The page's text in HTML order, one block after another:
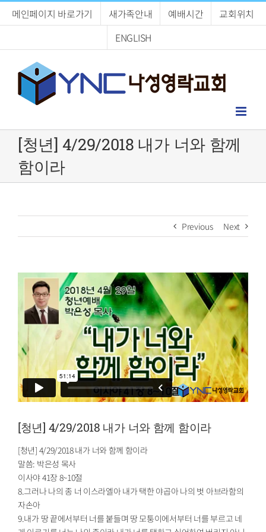
메인페이지 바로가기 새가족안내 예배시간
교회위치
ENGLISH
[청년] 4/29/2018 내가 너와 함께
함이라
Previous Next
[청년] 4/29/2018 내가 너와 함께 함이라
[청년] 4/29/2018 내가 너와 함께 함이라
말씀: 박은성 목사
이사야 41장 8~10절
8.그러나 나의 종 너 이스라엘아 내가 택한 야곱아 나의 벗 아브라함의
자손아
9.내가 땅 끝에서부터 너를 붙들며 땅 모퉁이에서부터 너를 부르고 네